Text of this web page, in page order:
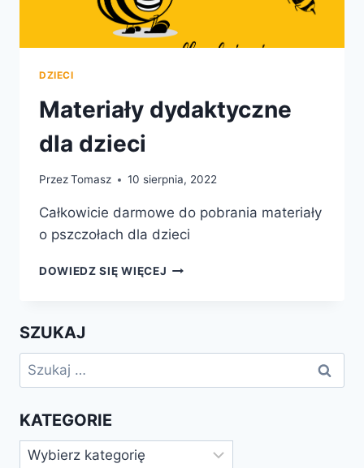
DZIECI
Materiały dydaktyczne
dla dzieci
PrzezTomasz 10 sierpnia, 2022
Całkowicie darmowe do pobrania materiały
o pszczołach dla dzieci
DOWIEDZ SIĘ WIĘCEJ MATERIAŁY
SZUKAJ
Szukaj:
KATEGORIE
Kategorie